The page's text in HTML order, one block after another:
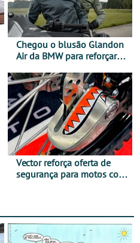
Chegou o blusão Glandon
Air da BMW para reforçar
verão
Vector reforça oferta de
segurança para motos com